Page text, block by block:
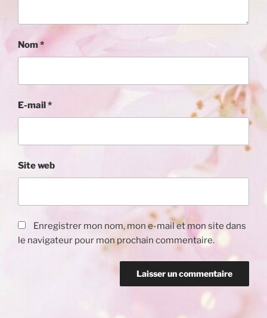
Nom*
E-mail*
Site web
Enregistrer mon nom, mon e-mail et mon site dans
le navigateur pour mon prochain commentaire.